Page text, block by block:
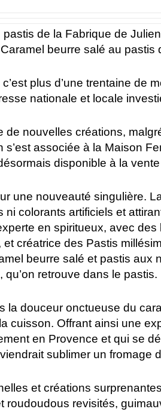
de la Fabrique de
beurre salé au
plus d’une trentaine
nationale et locale
de nouvelles créations,
s’est associée à la Maison
disponible à la
une nouveauté singulière.
colorants artificiels et
en spiritueux, avec
et créatrice des Pastis
beurre salé et pastis
retrouve dans le pastis.
la douceur onctueuse du
cuisson. Offrant ainsi une
en Provence et qui se
sublimer un fromage
et créations
roudoudous revisités,